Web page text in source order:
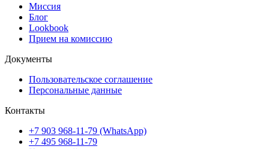
Миссия
Блог
Lookbook
Прием на комиссию
Документы
Пользовательское соглашение
Персональные данные
Контакты
+7 903 968-11-79 (WhatsApp)
+7 495 968-11-79